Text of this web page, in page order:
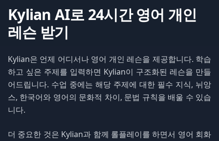
Kylian AI로 24시간 영어 개인
레슨 받기
Kylian은 언제 어디서나 영어 개인 레슨을 제공합니다. 학습
하고 싶은 주제를 입력하면 Kylian이 구조화된 레슨을 만들
어드립니다. 수업 중에는 해당 주제에 대한 필수 지식, 뉘앙
스, 한국어와 영어의 문화적 차이, 문법 규칙을 배울 수 있습
니다.
더 중요한 것은 Kylian과 함께 롤플레이를 하면서 영어 회화